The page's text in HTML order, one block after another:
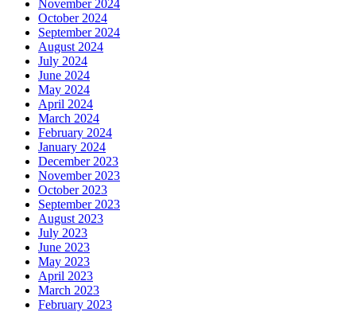
May 2024
April 2024
March 2024
February 2024
January 2024
December 2023
November 2023
October 2023
September 2023
August 2023
July 2023
June 2023
May 2023
April 2023
March 2023
February 2023
January 2023
December 2022
November 2022
October 2022
September 2022
August 2022